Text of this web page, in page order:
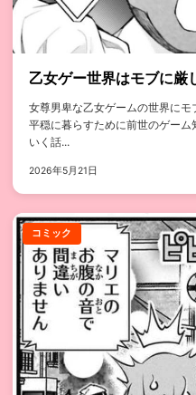
乙女ゲー世界はモブに厳
女尊男卑な乙女ゲームの世界にモ
平穏に暮らすために前世のゲー
いく話...
2026年5月21日
コミック